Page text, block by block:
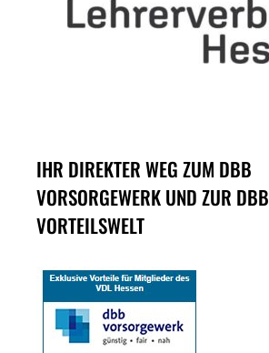
IHR DIREKTER WEG ZUM DBB
VORSORGEWERK UND ZUR DBB
VORTEILSWELT